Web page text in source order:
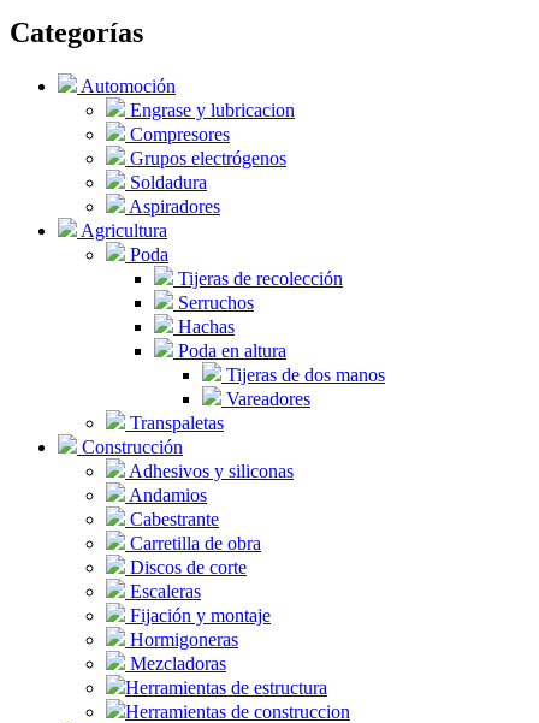
Categorías
Automoción
Engrase y lubricacion
Compresores
Grupos electrógenos
Soldadura
Aspiradores
Agricultura
Poda
Tijeras de recolección
Serruchos
Hachas
Poda en altura
Tijeras de dos manos
Vareadores
Transpaletas
Construcción
Adhesivos y siliconas
Andamios
Cabestrante
Carretilla de obra
Discos de corte
Escaleras
Fijación y montaje
Hormigoneras
Mezcladoras
Herramientas de estructura
Herramientas de construccion